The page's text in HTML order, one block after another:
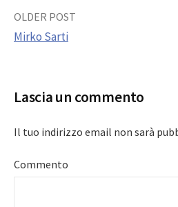
Post
OLDER POST
Mirko Sarti
Lascia un commento
Il tuo indirizzo email non sarà
Commento